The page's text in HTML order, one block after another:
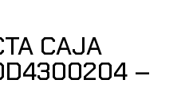
CAJA
–